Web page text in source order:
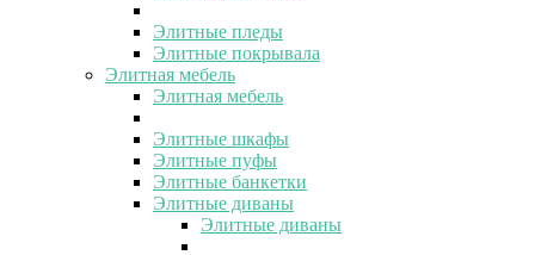
Элитные пледы
Элитные покрывала
Элитная мебель
Элитная мебель
Элитные шкафы
Элитные пуфы
Элитные банкетки
Элитные диваны
Элитные диваны